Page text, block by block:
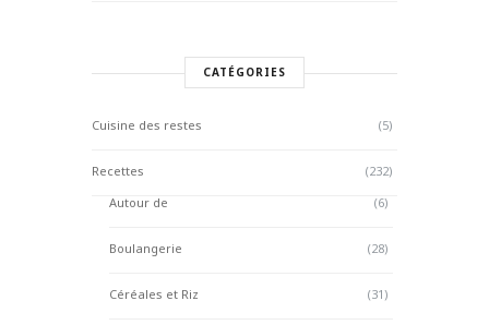
CATÉGORIES
Cuisine des restes (5)
Recettes
(232)
Autour de
(6)
Boulangerie (28)
Céréales et Riz (31)